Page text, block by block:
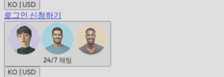
KO | USD
로그인 신청하기
24/7 채팅
KO | USD